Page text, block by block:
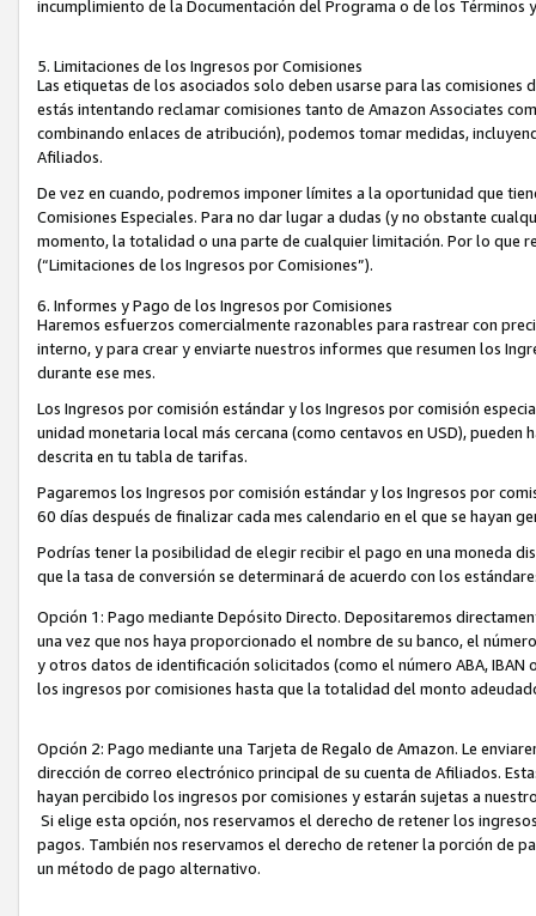
incumplimiento de la Documentación del Programa o de los Términos
5. Limitaciones de los Ingresos por Comisiones
Las etiquetas de los asociados solo deben usarse para las
estás intentando reclamar comisiones tanto de Amazon Associates
combinando enlaces de atribución), podemos tomar medidas,
Afiliados.
De vez en cuando, podremos imponer límites a la oportunidad que
Comisiones Especiales. Para no dar lugar a dudas (y no obstante
momento, la totalidad o una parte de cualquier limitación. Por lo que
(“Limitaciones de los Ingresos por Comisiones”).
6. Informes y Pago de los Ingresos por Comisiones
Haremos esfuerzos comercialmente razonables para rastrear con
interno, y para crear y enviarte nuestros informes que resumen los
durante ese mes.
Los Ingresos por comisión estándar y los Ingresos por comisión
unidad monetaria local más cercana (como centavos en USD),
descrita en tu tabla de tarifas.
Pagaremos los Ingresos por comisión estándar y los Ingresos por
60 días después de finalizar cada mes calendario en el que se hayan
Podrías tener la posibilidad de elegir recibir el pago en una moneda
que la tasa de conversión se determinará de acuerdo con los
Opción 1: Pago mediante Depósito Directo. Depositaremos
una vez que nos haya proporcionado el nombre de su banco, el
y otros datos de identificación solicitados (como el número ABA,
los ingresos por comisiones hasta que la totalidad del monto
Opción 2: Pago mediante una Tarjeta de Regalo de Amazon. Le
dirección de correo electrónico principal de su cuenta de Afiliados.
hayan percibido los ingresos por comisiones y estarán sujetas a
Si elige esta opción, nos reservamos el derecho de retener los
pagos. También nos reservamos el derecho de retener la porción de
un método de pago alternativo.